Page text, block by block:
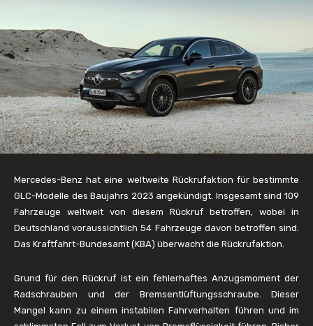
Mercedes-Benz hat eine weltweite Rückrufaktion für bestimmte
GLC-Modelle des Baujahrs 2023 angekündigt. Insgesamt sind 109
Fahrzeuge weltweit von diesem Rückruf betroffen, wobei in
Deutschland voraussichtlich 54 Fahrzeuge davon betroffen sind.
Das Kraftfahrt-Bundesamt (KBA) überwacht die Rückrufaktion.
Grund für den Rückruf ist ein fehlerhaftes Anzugsmoment der
Radschrauben und der Bremsentlüftungsschraube. Dieser
Mangel kann zu einem instabilen Fahrverhalten führen und im